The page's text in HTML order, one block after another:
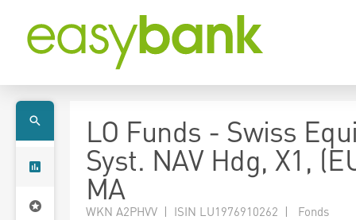
LO Funds - Swiss
Syst. NAV Hdg, X1,
MA
WKN A2PHVV | ISIN LU1976910262 | Fonds